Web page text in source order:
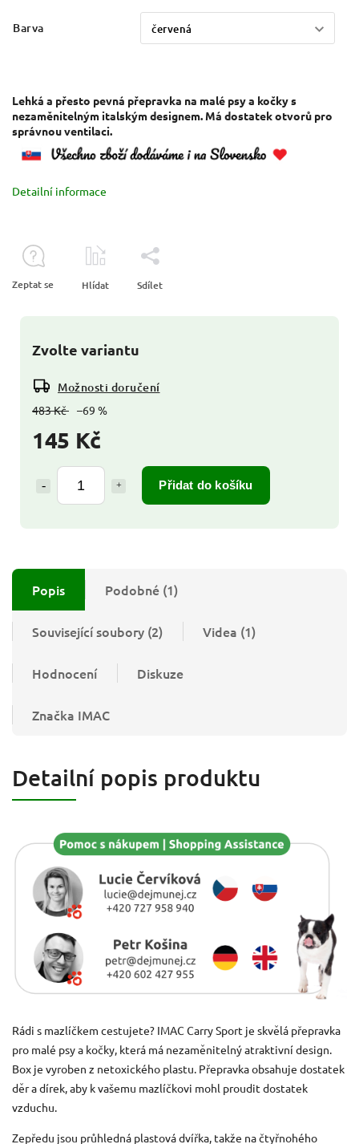
Barva
483 Kč –69 %
145 Kč
Přidat do košíku
Zvolte variantu
Možnosti doručení
Lehká a přesto pevná přepravka na malé psy a kočky s
nezaměnitelným italským designem. Má dostatek otvorů pro
správnou ventilaci.
Detailní informace
Zeptat se Hlídat Sdílet
Popis Podobné (1)
Související soubory (2) Videa (1)
Hodnocení Diskuze
Značka IMAC
Detailní popis produktu
Rádi s mazlíčkem cestujete? IMAC Carry Sport je skvělá přepravka
pro malé psy a kočky, která má nezaměnitelný atraktivní design.
Box je vyroben z netoxického plastu. Přepravka obsahuje dostatek
děr a dírek, aby k vašemu mazlíčkovi mohl proudit dostatek
vzduchu.
Zepředu jsou průhledná plastová dvířka, takže na čtyřnohého